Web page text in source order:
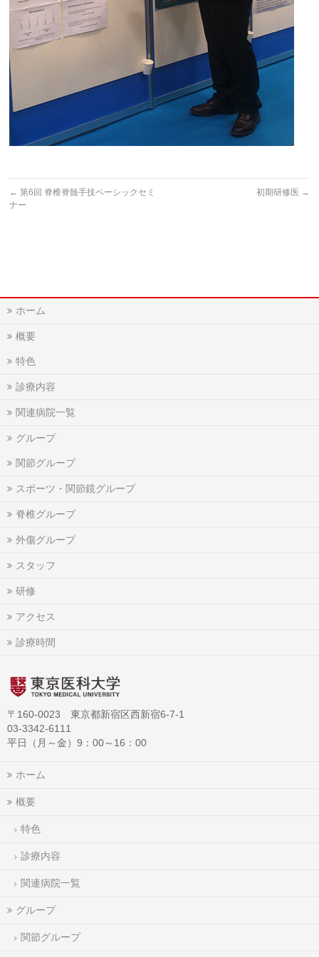
← 第6回 脊椎脊髄手技ベーシックセミ
ナー
初期研修医 →
ホーム
概要
特色
診療内容
関連病院一覧
グループ
関節グループ
スポーツ・関節鏡グループ
脊椎グループ
外傷グループ
スタッフ
研修
アクセス
診療時間
〒160-0023 東京都新宿区西新宿6-7-1
03-3342-6111
平日（月～金）9：00～16：00
ホーム
概要
特色
診療内容
関連病院一覧
グループ
関節グループ